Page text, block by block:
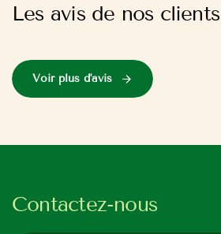
Les avis de nos clients
Voir plus d'avis
Contactez-nous